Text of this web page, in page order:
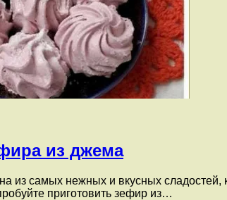
из джема
из самых нежных и вкусных сладостей,
приготовить зефир из…